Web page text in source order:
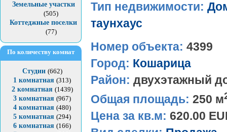
Земельные участки
(505)
Коттеджные поселки
(77)
По количеству комнат
Студии (662)
1 комнатная (313)
2 комнатная (1439)
3 комнатная (967)
4 комнатная (480)
5 комнатная (294)
6 комнатная (166)
Тип недвижимости:
таунхаус
Номер объекта: 4399
Город: Кошарица
Район: двухэтажный
Общая площадь: 250 м
Цена за кв.м: 620.00